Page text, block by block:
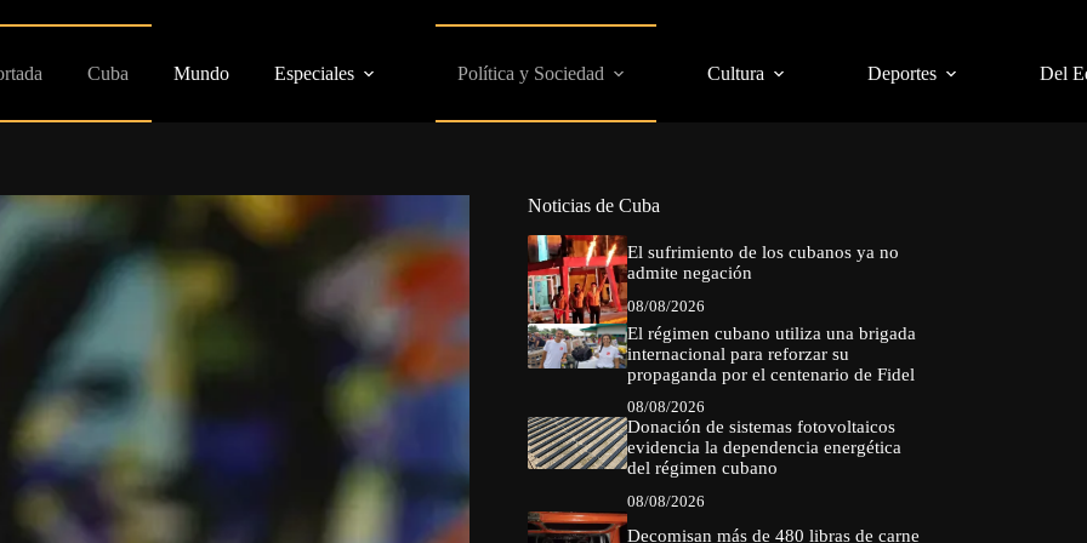
Cuba Mundo Especiales Política y Sociedad Cultura Deportes Del
Noticias de Cuba
El sufrimiento de los cubanos ya no
admite negación
08/08/2026
El régimen cubano utiliza una brigada
internacional para reforzar su
propaganda por el centenario de Fidel
08/08/2026
Donación de sistemas fotovoltaicos
evidencia la dependencia energética
del régimen cubano
08/08/2026
Decomisan más de 480 libras de carne